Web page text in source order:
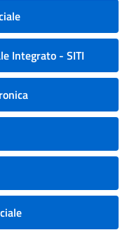
Integrato - SITI